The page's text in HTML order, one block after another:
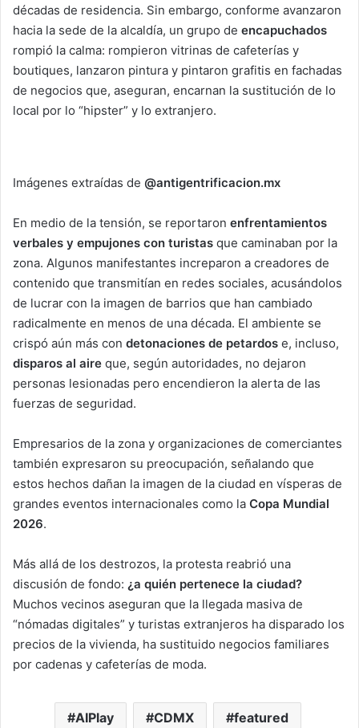
décadas de residencia. Sin embargo, conforme avanzaron
hacia la sede de la alcaldía, un grupo de encapuchados
rompió la calma: rompieron vitrinas de cafeterías y
boutiques, lanzaron pintura y pintaron grafitis en fachadas
de negocios que, aseguran, encarnan la sustitución de lo
local por lo “hipster” y lo extranjero.
Imágenes extraídas de @antigentrificacion.mx
En medio de la tensión, se reportaron enfrentamientos
verbales y empujones con turistas que caminaban por la
zona. Algunos manifestantes increparon a creadores de
contenido que transmitían en redes sociales, acusándolos
de lucrar con la imagen de barrios que han cambiado
radicalmente en menos de una década. El ambiente se
crispó aún más con detonaciones de petardos e, incluso,
disparos al aire que, según autoridades, no dejaron
personas lesionadas pero encendieron la alerta de las
fuerzas de seguridad.
Empresarios de la zona y organizaciones de comerciantes
también expresaron su preocupación, señalando que
estos hechos dañan la imagen de la ciudad en vísperas de
grandes eventos internacionales como la Copa Mundial
2026.
Más allá de los destrozos, la protesta reabrió una
discusión de fondo: ¿a quién pertenece la ciudad?
Muchos vecinos aseguran que la llegada masiva de
“nómadas digitales” y turistas extranjeros ha disparado los
precios de la vivienda, ha sustituido negocios familiares
por cadenas y cafeterías de moda.
AIPlay CDMX featured